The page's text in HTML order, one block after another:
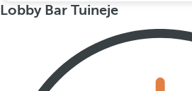
Lobby Bar Tuineje